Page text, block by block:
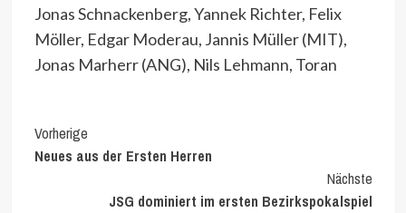
Jonas Schnackenberg, Yannek Richter, Felix
Möller, Edgar Moderau, Jannis Müller (MIT),
Jonas Marherr (ANG), Nils Lehmann, Toran
Continue
Reading
Vorherige
Neues aus der Ersten Herren
Nächste
JSG dominiert im ersten Bezirkspokalspiel